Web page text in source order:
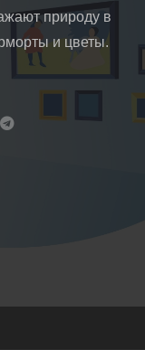
природу в
и цветы.